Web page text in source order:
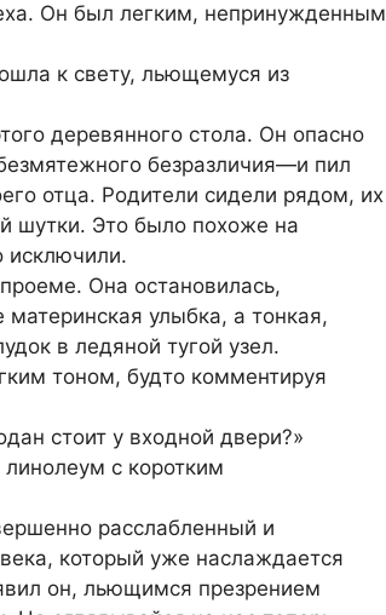
Он был легким, непринужденным
к свету, льющемуся из
деревянного стола. Он опасно
безразличия—и пил
отца. Родители сидели рядом, их
шутки. Это было похоже на
исключили.
Она остановилась,
улыбка, а тонкая,
в ледяной тугой узел.
тоном, будто комментируя
стоит у входной двери?»
с коротким
расслабленный и
который уже наслаждается
он, льющимся презрением